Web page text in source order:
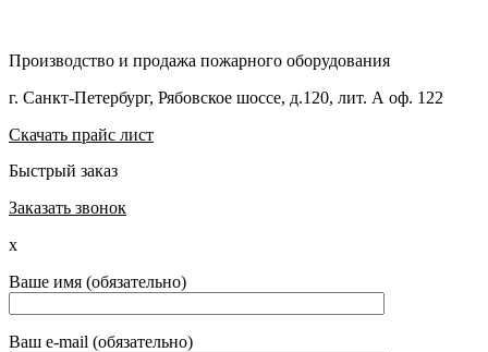
Производство и продажа пожарного оборудования
г. Санкт-Петербург, Рябовское шоссе, д.120, лит. А оф. 122
Скачать прайс лист
Быстрый заказ
Заказать звонок
x
Ваше имя (обязательно)
Ваш e-mail (обязательно)